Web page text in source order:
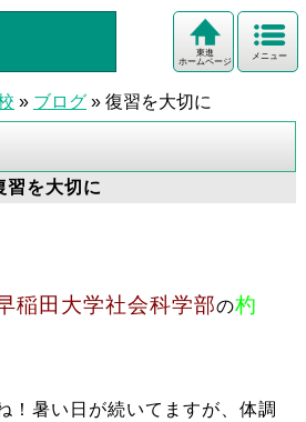
メニュー
東進
ホームページ
» ブログ » 復習を大切に
を大切に
稲田大学社会科学部の杓
！暑い日が続いてますが、体調